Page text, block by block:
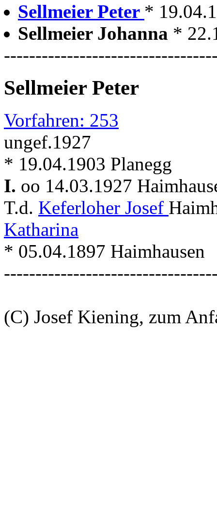
Sellmeier Peter *
Sellmeier Johanna *
Sellmeier Peter
Vorfahren: 253
ungef.1927
* 19.04.1903 Planegg
I. oo 14.03.1927
T.d. Keferloher Josef
Katharina
* 05.04.1897 Haimhausen
(C) Josef Kiening, zum